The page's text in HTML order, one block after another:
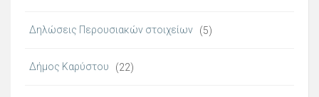
Δηλώσεις Περουσιακών στοιχείων (5)
Δήμος Καρύστου (22)